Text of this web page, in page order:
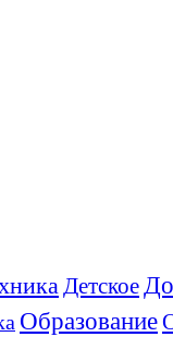
Детское
Образование